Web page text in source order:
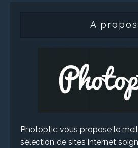
A propos
Photoptic vous propose le
sélection de sites internet